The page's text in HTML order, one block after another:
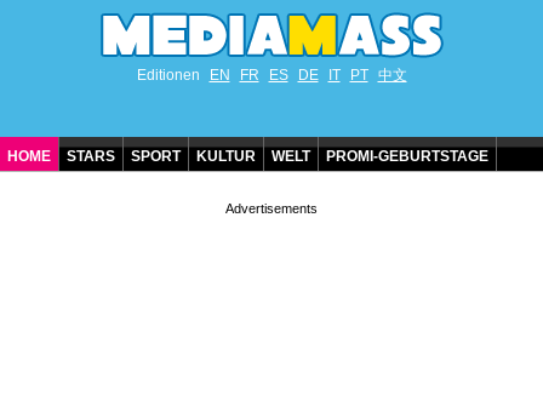
Editionen EN FR ES DE IT PT 中文
HOME STARS SPORT KULTUR WELT PROMI-GEBURTSTAGE